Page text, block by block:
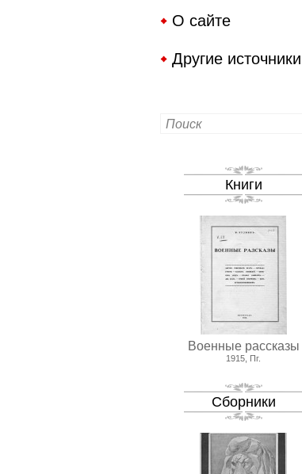
О сайте
Другие источники
Книги
Военные рассказы
1915, Пг.
Сборники